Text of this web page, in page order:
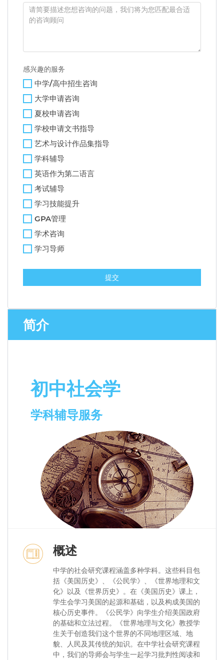
简介
初中社会学
学科辅导服务
概述
中学的社会研究课程涵盖多种学科。这些科目包
括《美国历史》、《公民学》、《世界地理和文
化》以及《世界历史》。在《美国历史》课上，
学生会学习美国的起源和基础，以及构成美国的
核心历史事件。《公民学》向学生介绍美国政府
的基础和立法过程。《世界地理与文化》教授学
生关于创造我们这个世界的不同地理区域、地
貌、人民及其传统的知识。在中学社会研究课程
中，我们的导师会与学生一起学习批判性阅读和
感兴趣的服务
中学/高中招生咨询
大学申请咨询
夏校申请咨询
学校申请文书指导
艺术与设计作品集指导
学科辅导
英语作为第二语言
考试辅导
学习技能提升
GPA管理
学术咨询
学习导师
提交